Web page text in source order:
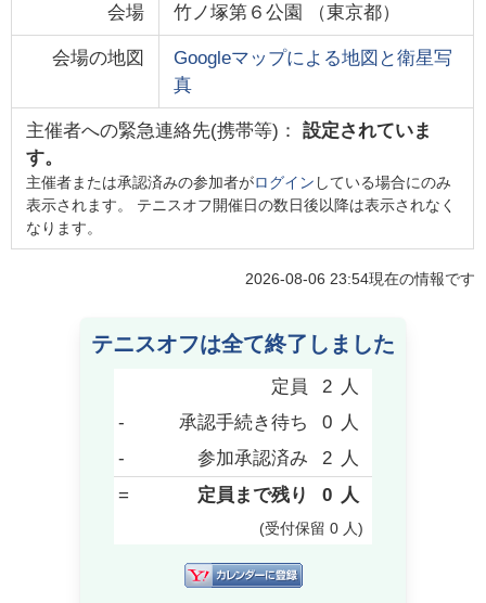
会場 竹ノ塚第６公園 （東京都）
会場の地図
Googleマップによる地図と衛星写
真
主催者への緊急連絡先(携帯等)： 設定されていま
す。
主催者または承認済みの参加者がログイン している場合にのみ
表示されます。 テニスオフ開催日の数日後以降は表示されなく
なります。
2026-08-06 23:54現在の情報です
テニスオフは全て終了しました
定員 2 人
-
承認手続き待ち 0 人
-
参加承認済み 2 人
=
定員まで残り 0 人
(受付保留 0 人)